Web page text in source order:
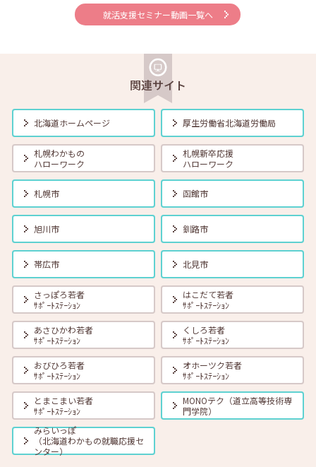
【オンライン】8月7日（金）こころの健康セルフケア 14:00～14:30
【オンライン】8月13日（木）就職活動のススメ方 14:00～14:30
2026年08月01日(土) セミナー 在職者 学生 求職者
【帯広・対面】8月17日（月）就勝塾 自己分析 ～自分を知って就職活
動～ 14:00～14:40
2026年08月01日(土) セミナー 在職者 学生 求職者
【オンライン】8月18日（火） 転職前に知っておきたい「部下力」ア
ップセミナー～新しい職場で無理なくキャッチアップするためのコミ
ュニケーション術～ 14:00～14:45 定員40名
2026年08月01日(土) 在職者 学生
【函館・対面】8月19日（水）就勝塾 タイプ別「対人ストレス」を減
らす方法 13:30～14:30
2026年08月01日(土) 在職者 学生
【釧路・対面】8月20日（木）就勝塾 いまさら聞けないビジネスマナ
ー 13:30～14:30
2026年08月01日(土) 在職者 学生 求職者
【オンライン】8月20日（木）ビジネスコミュニケーション 報・連・
相 14:00～14:30
就活支援セミナー動画一覧へ
関連サイト
北海道ホームページ 厚生労働省北海道労働局
札幌わかもの
ハローワーク
札幌新卒応援
ハローワーク
札幌市 函館市
旭川市 釧路市
帯広市 北見市
さっぽろ若者
ｻﾎﾟｰﾄｽﾃｰｼｮﾝ
はこだて若者
ｻﾎﾟｰﾄｽﾃｰｼｮﾝ
あさひかわ若者
ｻﾎﾟｰﾄｽﾃｰｼｮﾝ
くしろ若者
ｻﾎﾟｰﾄｽﾃｰｼｮﾝ
おびひろ若者
ｻﾎﾟｰﾄｽﾃｰｼｮﾝ
オホーツク若者
ｻﾎﾟｰﾄｽﾃｰｼｮﾝ
とまこまい若者
ｻﾎﾟｰﾄｽﾃｰｼｮﾝ
MONOテク（道立高等技術専
門学院）
みらいっぽ
（北海道わかもの就職応援セ
ンター）